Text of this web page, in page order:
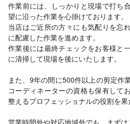
作業前には、しっかりと現場で打ち
望に沿った作業を心掛けております。
当店はご近所の方々にも気配りを忘
に配慮した作業を進めます。
作業後には最終チェックをお客様と
に清掃して現場を後にいたします。
また、9年の間に500件以上の剪定作
コーディネーターの資格も保有して
整えるプロフェッショナルの役割を果
営業時間外や対応地域外でも、まずは